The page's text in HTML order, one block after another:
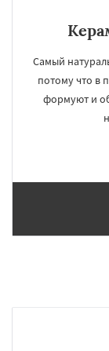
Самый
потому что в
формуют и